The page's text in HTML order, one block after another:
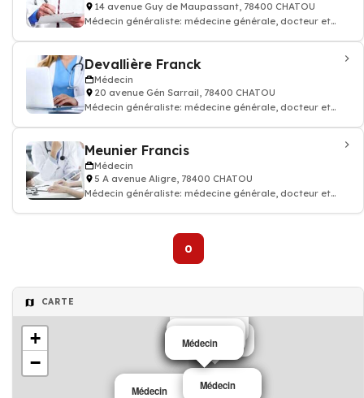
14 avenue Guy de Maupassant, 78400 CHATOU
Médecin généraliste: médecine générale, docteur et
Devallière Franck
Médecin
20 avenue Gén Sarrail, 78400 CHATOU
Médecin généraliste: médecine générale, docteur et
Meunier Francis
Médecin
5 A avenue Aligre, 78400 CHATOU
Médecin généraliste: médecine générale, docteur et
0
CARTE
Médecin
Médecin
Médecin
Médecin
Médecin
Médecin
Médecin
Médecin
+
−